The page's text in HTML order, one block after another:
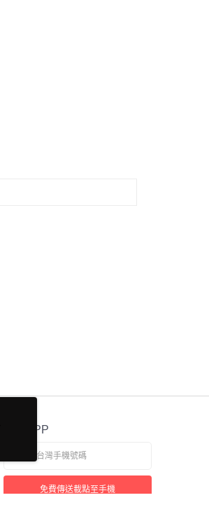
官方APP
免費傳送載點至手機